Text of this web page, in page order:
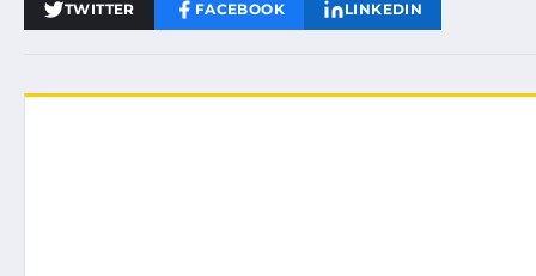
TWITTER FACEBOOK LINKEDIN